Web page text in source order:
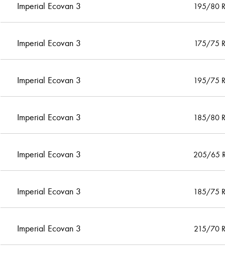
Imperial Ecovan 3 195/80
Imperial Ecovan 3 175/75
Imperial Ecovan 3 195/75
Imperial Ecovan 3 185/80
Imperial Ecovan 3 205/65
Imperial Ecovan 3 185/75
Imperial Ecovan 3 215/70